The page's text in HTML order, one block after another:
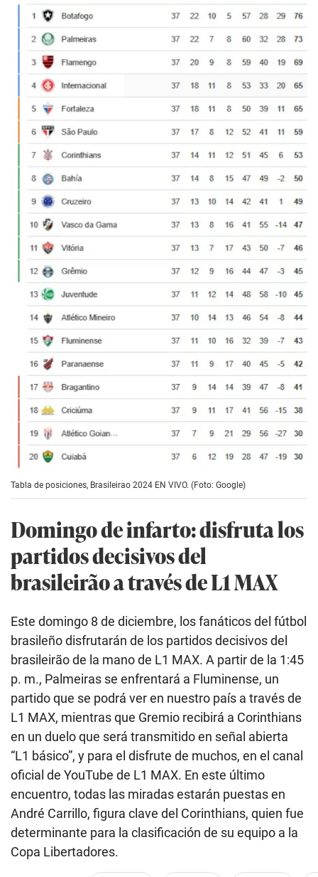
Tabla de posiciones, Brasileirao 2024 EN VIVO. (Foto: Google)
Domingo de infarto: disfruta los
partidos decisivos del
brasileirão a través de L1 MAX
Este domingo 8 de diciembre, los fanáticos del fútbol
brasileño disfrutarán de los partidos decisivos del
brasileirão de la mano de L1 MAX. A partir de la 1:45
p. m., Palmeiras se enfrentará a Fluminense, un
partido que se podrá ver en nuestro país a través de
L1 MAX, mientras que Gremio recibirá a Corinthians
en un duelo que será transmitido en señal abierta
“L1 básico”, y para el disfrute de muchos, en el canal
oficial de YouTube de L1 MAX. En este último
encuentro, todas las miradas estarán puestas en
André Carrillo, figura clave del Corinthians, quien fue
determinante para la clasificación de su equipo a la
Copa Libertadores.